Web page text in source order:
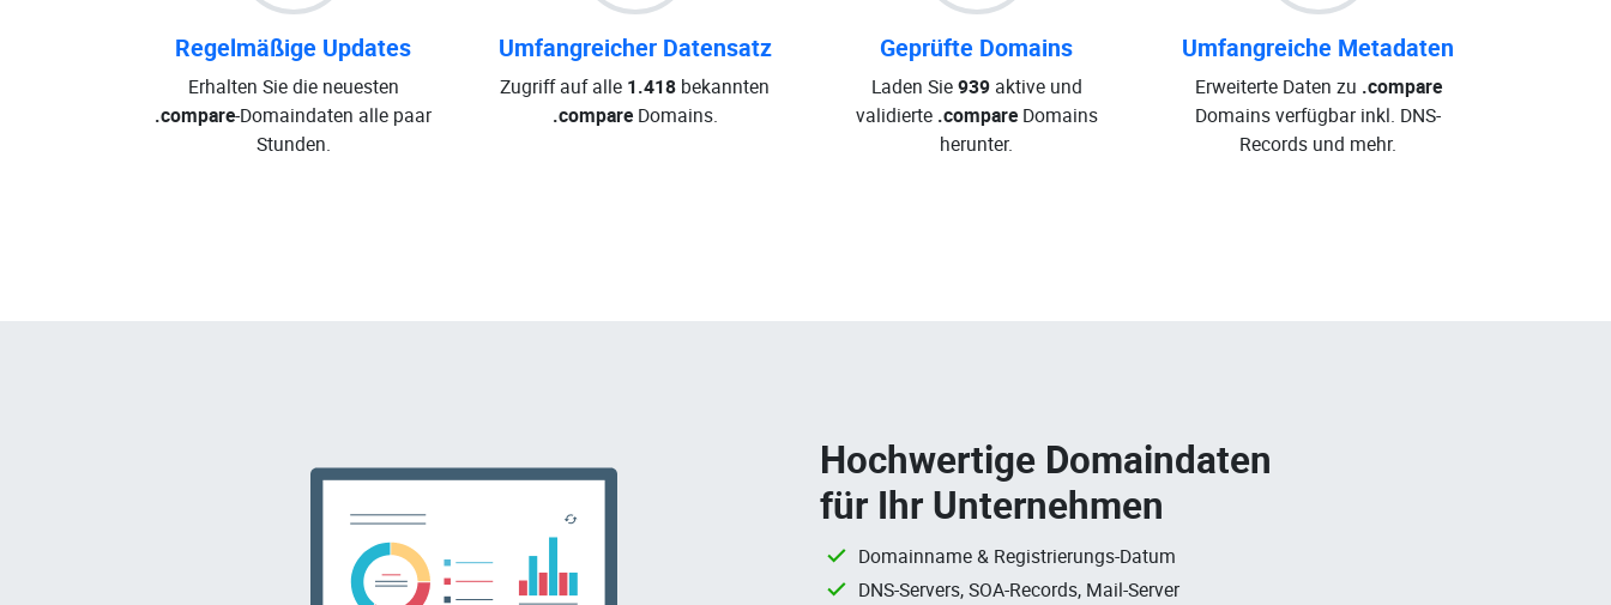
Regelmäßige Updates
Erhalten Sie die neuesten
.compare-Domaindaten alle paar
Stunden.
Umfangreicher Datensatz
Zugriff auf alle 1.418 bekannten
.compareDomains.
Geprüfte Domains
Laden Sie939aktive und
validierte .compareDomains
herunter.
Umfangreiche Metadaten
Erweiterte Daten zu .compare
Domains verfügbar inkl. DNS-
Records und mehr.
Hochwertige Domaindaten
für Ihr Unternehmen
Domainname & Registrierungs-Datum
DNS-Servers, SOA-Records, Mail-Server